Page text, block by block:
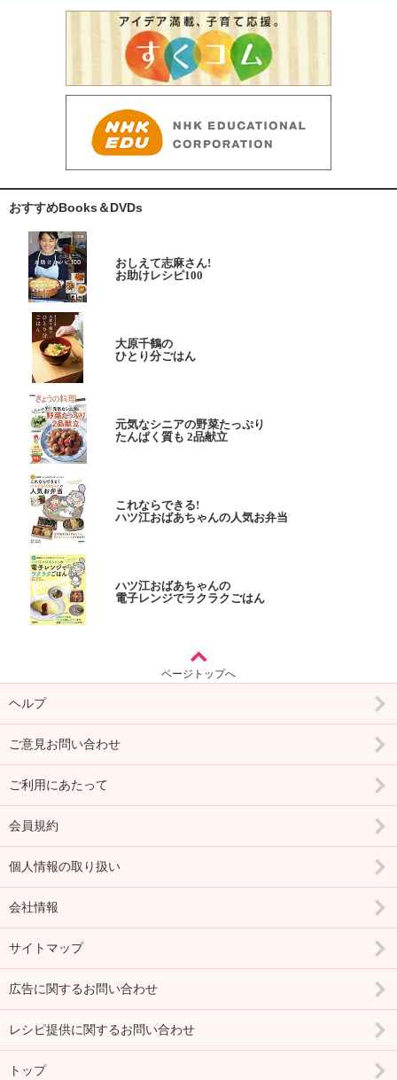
おすすめBooks＆DVDs
おしえて志麻さん!
お助けレシピ100
大原千鶴の
ひとり分ごはん
元気なシニアの野菜たっぷり
たんぱく質も 2品献立
これならできる!
ハツ江おばあちゃんの人気お弁当
ハツ江おばあちゃんの
電子レンジでラクラクごはん
ページトップへ
ヘルプ
ご意見お問い合わせ
ご利用にあたって
会員規約
個人情報の取り扱い
会社情報
サイトマップ
広告に関するお問い合わせ
レシピ提供に関するお問い合わせ
トップ